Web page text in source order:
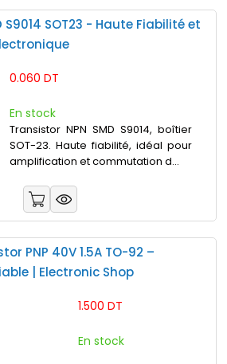
SOT23 - Haute Fiabilité et
0.060 DT
En stock
Transistor NPN SMD S9014, boîtier
SOT-23. Haute fiabilité, idéal pour
amplification et commutation d...
PNP 40V 1.5A TO-92 –
| Electronic Shop
1.500 DT
En stock